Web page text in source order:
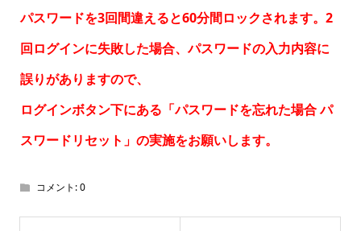
パスワードを3回間違えると60分間ロックされます。2
回ログインに失敗した場合、パスワードの入力内容に
誤りがありますので、
ログインボタン下にある「パスワードを忘れた場合パ
スワードリセット 」の実施をお願いします。
コメント:0